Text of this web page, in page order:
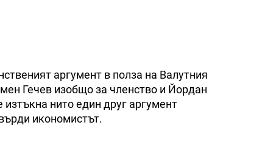
аргумент в полза на Валутния
Гечев изобщо за членство и Йордан
нито един друг аргумент
икономистът.